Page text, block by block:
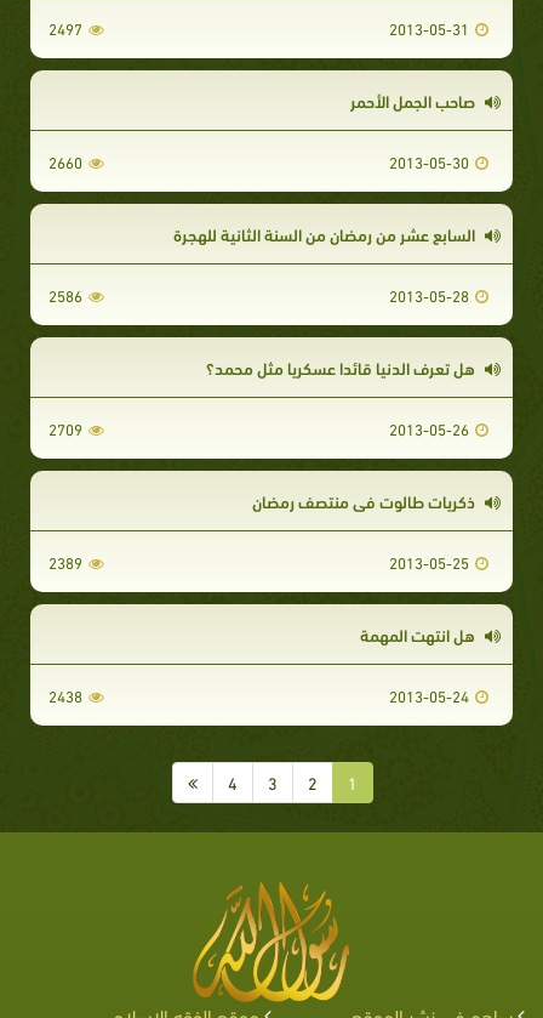
2013-05-31
2497
صاحب الجمل الأحمر
2013-05-30
2660
السابع عشر من رمضان من السنة الثانية للهجرة
2013-05-28
2586
هل تعرف الدنيا قائدا عسكريا مثل محمد؟
2013-05-26
2709
ذكريات طالوت في منتصف رمضان
2013-05-25
2389
هل انتهت المهمة
2013-05-24
2438
1
2
3
4